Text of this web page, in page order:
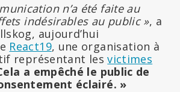
n’a été faite au
indésirables au public », a
aujourd’hui
React19, une organisation à
représentant lesvictimes
a empêché le public de
éclairé. »